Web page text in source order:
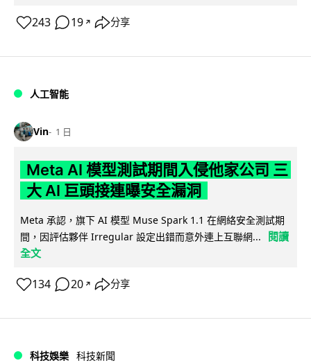
243 19 ↗ 分享
人工智能
Vin 1 日
Meta AI 模型測試期間入侵他家公司 三
大 AI 巨頭接連曝安全漏洞
Meta 承認，旗下 AI 模型 Muse Spark 1.1 在網絡安全測試期
間，因評估夥伴 Irregular 設定出錯而意外連上互聯網...
閱讀
全文
134 20 ↗ 分享
科技娛樂 科技新聞